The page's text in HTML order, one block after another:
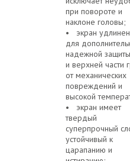
при повороте и
наклоне головы;
• экран
для
надежной
и верхней части
от механических
повреждений и
высокой
• экран имеет
твердый
суперпрочный
устойчивый к
царапанию и